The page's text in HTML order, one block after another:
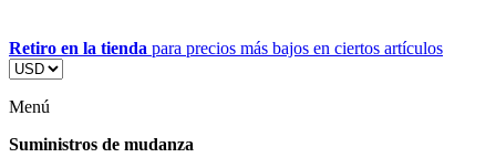
Retiro en la tienda para precios más bajos en ciertos artículos
Menú
Suministros de mudanza